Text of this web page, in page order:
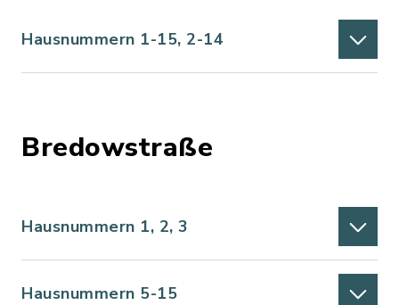
Hausnummern 1-15, 2-14
Bredowstraße
Hausnummern 1, 2, 3
Hausnummern 5-15